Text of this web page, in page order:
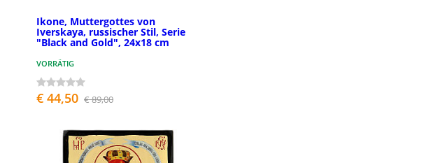
Ikone, Muttergottes von
Iverskaya, russischer Stil, Serie
"Black and Gold", 24x18 cm
VORRÄTIG
€ 44,50 € 89,00